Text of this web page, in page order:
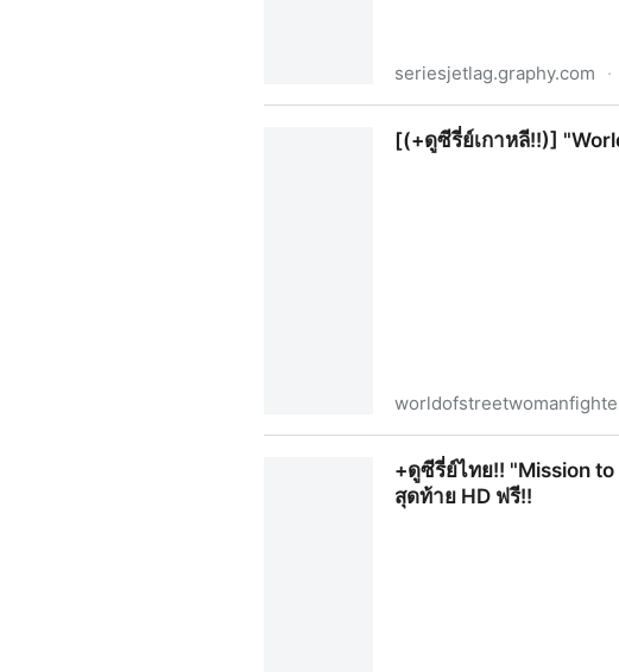
seriesjetlag.graphy.com ·
[(+ดูซีรี่ย์เกาหลี!!)]
+ดูซีรี่ย์ไทย!! "Mission
สุดท้าย HD ฟรี!!